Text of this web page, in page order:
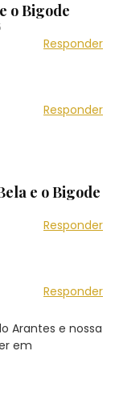
o Bigode
Responder
Responder
e o Bigode
Responder
Responder
Arantes e nossa
em